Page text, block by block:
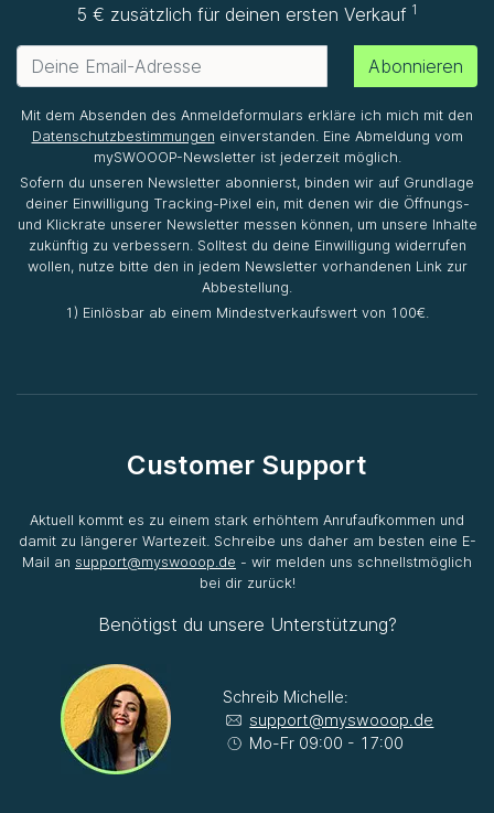
5 € zusätzlich für deinen ersten Verkauf1
Abonnieren
Mit dem Absenden des Anmeldeformulars erkläre ich mich mit den
Datenschutzbestimmungen einverstanden. Eine Abmeldung vom
mySWOOOP-Newsletter ist jederzeit möglich.
Sofern du unseren Newsletter abonnierst, binden wir auf Grundlage
deiner Einwilligung Tracking-Pixel ein, mit denen wir die Öffnungs-
und Klickrate unserer Newsletter messen können, um unsere Inhalte
zukünftig zu verbessern. Solltest du deine Einwilligung widerrufen
wollen, nutze bitte den in jedem Newsletter vorhandenen Link zur
Abbestellung.
1) Einlösbar ab einem Mindestverkaufswert von 100€.
Customer Support
Aktuell kommt es zu einem stark erhöhtem Anrufaufkommen und
damit zu längerer Wartezeit. Schreibe uns daher am besten eine E-
Mail an support@myswooop.de - wir melden uns schnellstmöglich
bei dir zurück!
Benötigst du unsere Unterstützung?
Schreib Michelle:
support@myswooop.de
Mo-Fr 09:00 - 17:00